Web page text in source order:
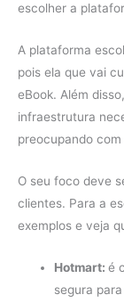
escolher a
A plataforma
pois ela que vai
eBook. Além
infraestrutura
preocupando
O seu foco deve
clientes. Para a
exemplos e veja
Hotmart:é
segura